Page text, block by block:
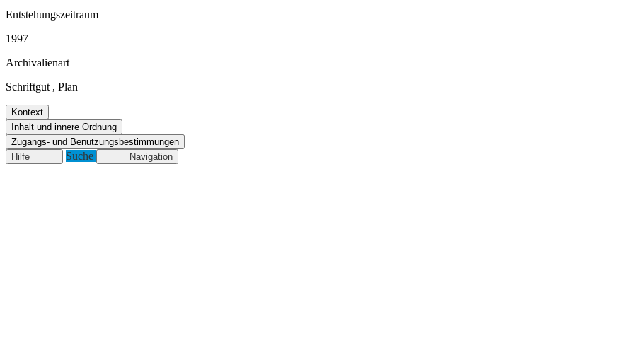
Entstehungszeitraum
1997
Archivalienart
Schriftgut , Plan
Kontext
Inhalt und innere Ordnung
Zugangs- und Benutzungsbestimmungen
Hilfe
Suche Navigation